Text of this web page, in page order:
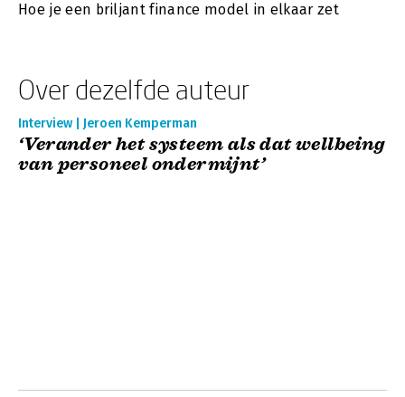
Hoe je een briljant finance model in elkaar zet
Over dezelfde auteur
Interview | Jeroen Kemperman
‘Verander het systeem als dat wellbeing
van personeel ondermijnt’